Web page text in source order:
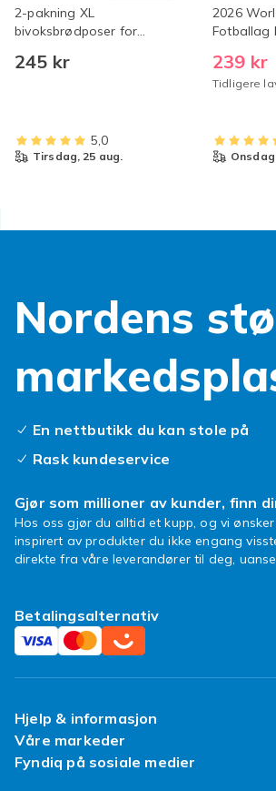
2-pakning XL
bivoksbrødposer for
oppbevaring i økologisk
245 kr
5,0
tirsdag, 25 aug.
2026
Fotballag
(Nr.9
239 kr
Tidligere
Nordens
En nettbutikk du kan stole på
Rask kundeservice
Gjør som millioner av kunder, finn
Hos oss gjør du alltid et kupp, og vi
inspirert av produkter du ikke engang
direkte fra våre leverandører til deg,
Betalingsalternativ
Hjelp & informasjon
Ofte stilte spørsmål
Våre markeder
Fyndiq Finland
Fyndiq på sosiale medier